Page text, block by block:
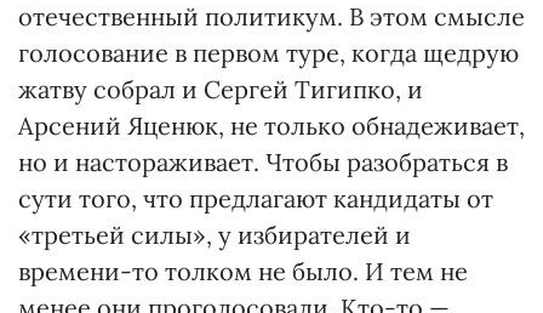
отечественный политикум. В этом смысле
голосование в первом туре, когда щедрую
жатву собрал и Сергей Тигипко, и
Арсений Яценюк, не только обнадеживает,
но и настораживает. Чтобы разобраться в
сути того, что предлагают кандидаты от
«третьей силы», у избирателей и
времени-то толком не было. И тем не